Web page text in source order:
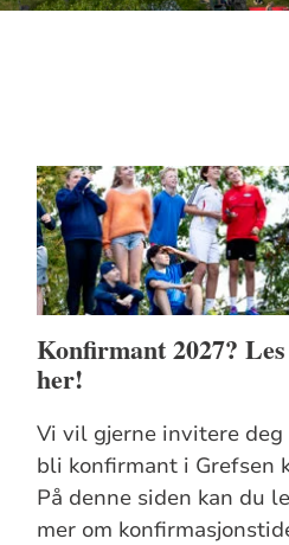
Konfirmant 2027?
her!
Vi vil gjerne invitere
bli konfirmant i Grefsen
På denne siden kan du
mer om